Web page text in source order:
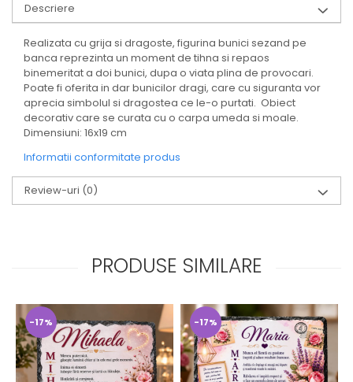
Descriere
Realizata cu grija si dragoste, figurina bunici sezand pe
banca reprezinta un moment de tihna si repaos
binemeritat a doi bunici, dupa o viata plina de provocari.
Poate fi oferita in dar bunicilor dragi, care cu siguranta vor
aprecia simbolul si dragostea ce le-o purtati. Obiect
decorativ care se curata cu o carpa umeda si moale.
Dimensiuni: 16x19 cm
Informatii conformitate produs
Review-uri (0)
PRODUSE SIMILARE
-17% -17%